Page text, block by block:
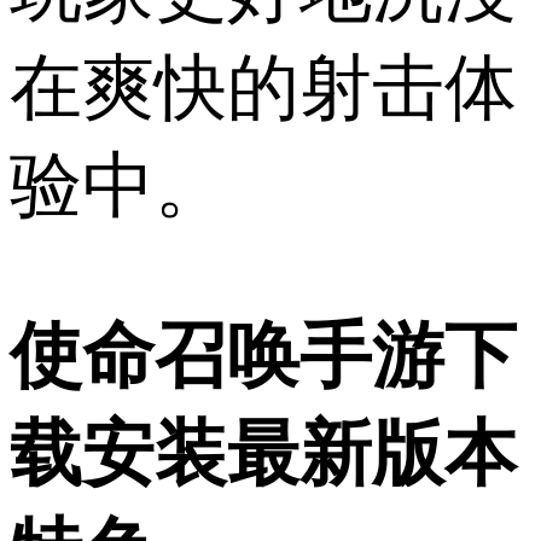
在爽快的射击体
验中。
使命召唤手游下
载安装最新版本